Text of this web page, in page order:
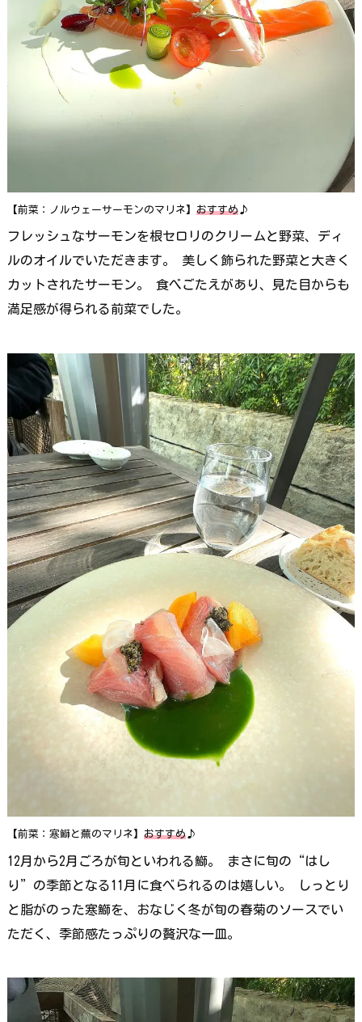
【前菜：ノルウェーサーモンのマリネ】 おすすめ ♪
フレッシュなサーモンを根セロリのクリームと野菜、ディ
ルのオイルでいただきます。 美しく飾られた野菜と大きく
カットされたサーモン。 食べごたえがあり、見た目からも
満足感が得られる前菜でした。
【前菜：寒鰤と蕪のマリネ】 おすすめ♪
12月から2月ごろが旬といわれる鰤。 まさに旬の“はし
り”の季節となる11月に食べられるのは嬉しい。 しっとり
と脂がのった寒鰤を、おなじく冬が旬の春菊のソースでい
ただく、季節感たっぷりの贅沢な一皿。